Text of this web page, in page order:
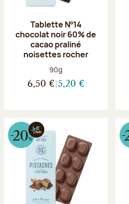
Tablette Nº14
chocolat noir 60% de
cacao praliné
noisettes rocher
Poids net :
90g
6,50 € 5,20 €